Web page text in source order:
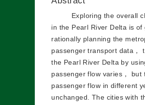
Exploring the overall
in the Pearl River Delta is
rationally planning the
passenger transport data，
the Pearl River Delta by
passenger flow varies，
passenger flow in different
unchanged. The cities with